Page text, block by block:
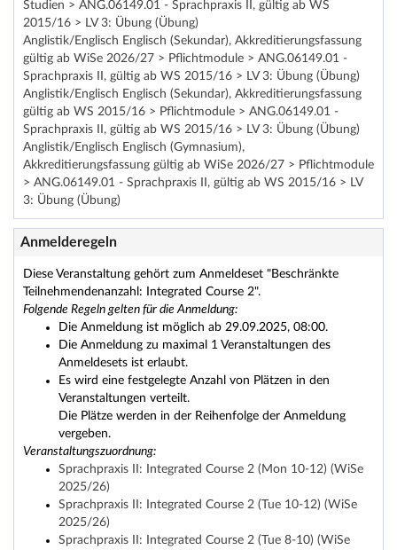
Studien > ANG.06149.01 - Sprachpraxis II, gültig ab WS
2015/16 > LV 3: Übung (Übung)
Anglistik/Englisch Englisch (Sekundar), Akkreditierungsfassung
gültig ab WiSe 2026/27 > Pflichtmodule > ANG.06149.01 -
Sprachpraxis II, gültig ab WS 2015/16 > LV 3: Übung (Übung)
Anglistik/Englisch Englisch (Sekundar), Akkreditierungsfassung
gültig ab WS 2015/16 > Pflichtmodule > ANG.06149.01 -
Sprachpraxis II, gültig ab WS 2015/16 > LV 3: Übung (Übung)
Anglistik/Englisch Englisch (Gymnasium),
Akkreditierungsfassung gültig ab WiSe 2026/27 > Pflichtmodule
> ANG.06149.01 - Sprachpraxis II, gültig ab WS 2015/16 > LV
3: Übung (Übung)
Anmelderegeln
Diese Veranstaltung gehört zum Anmeldeset "Beschränkte
Teilnehmendenanzahl: Integrated Course 2".
Folgende Regeln gelten für die Anmeldung:
Die Anmeldung ist möglich ab 29.09.2025, 08:00.
Die Anmeldung zu maximal 1 Veranstaltungen des
Anmeldesets ist erlaubt.
Es wird eine festgelegte Anzahl von Plätzen in den
Veranstaltungen verteilt.
Die Plätze werden in der Reihenfolge der Anmeldung
vergeben.
Veranstaltungszuordnung:
Sprachpraxis II: Integrated Course 2 (Mon 10-12) (WiSe
2025/26)
Sprachpraxis II: Integrated Course 2 (Tue 10-12) (WiSe
2025/26)
Sprachpraxis II: Integrated Course 2 (Tue 8-10) (WiSe